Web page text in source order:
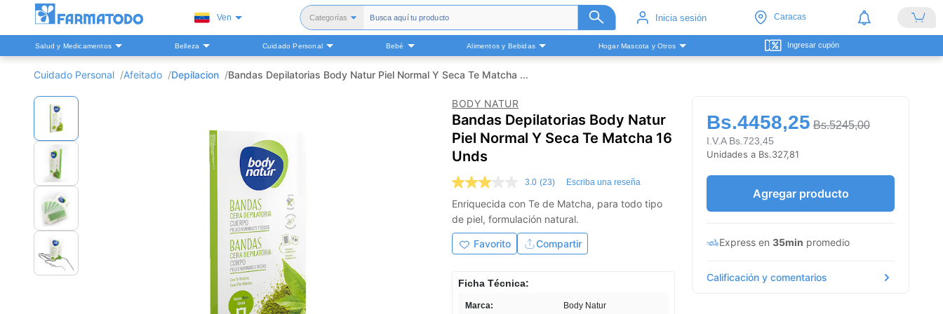
Ven Categorías
Todas
Belleza
Inicia sesión Caracas
Salud y Medicamentos Belleza Cuidado Personal Bebé Alimentos y Bebidas Hogar Mascota y Otros Ingresar cupón
Cuidado Personal Afeitado Depilacion Bandas Depilatorias Body Natur Piel Normal Y Seca Te Matcha ...
BODY NATUR
Bandas Depilatorias Body Natur
Piel Normal Y Seca Te Matcha 16
Unds
3.0
de
5
estrellas,
valor
medio
de
Read
23
Reviews.
Enlace
3.0 (23) Escriba una reseña
Enriquecida con Te de Matcha, para todo tipo
de piel, formulación natural.
Favorito Compartir
Ficha Técnica:
Marca: Body Natur
Bs.4458,25 Bs.5245,00
I.V.A Bs.723,45
Unidades a Bs.327,81
Agregar producto
Express en 35min promedio
Calificación y comentarios